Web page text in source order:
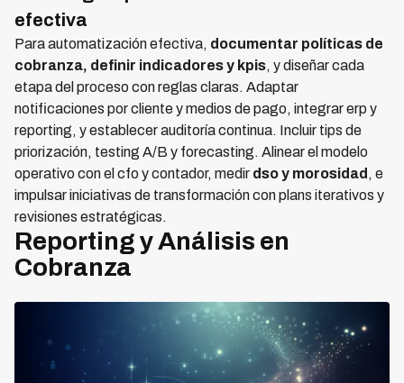
efectiva
Para automatización efectiva, documentar políticas de
cobranza, definir indicadores y kpis, y diseñar cada
etapa del proceso con reglas claras. Adaptar
notificaciones por cliente y medios de pago, integrar erp y
reporting, y establecer auditoría continua. Incluir tips de
priorización, testing A/B y forecasting. Alinear el modelo
operativo con el cfo y contador, medir dso y morosidad , e
impulsar iniciativas de transformación con plans iterativos y
revisiones estratégicas.
Reporting y Análisis en
Cobranza